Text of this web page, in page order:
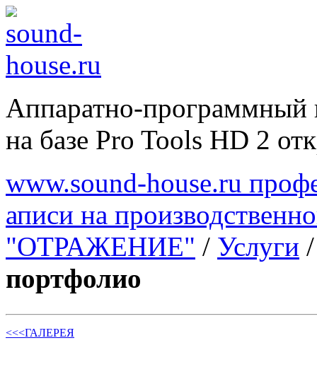
Аппаратно-программный
на базе Pro Tools HD 2
www.sound-house.ru
аписи на
"ОТРАЖЕНИЕ" / Услуги
портфолио
<<<ГАЛЕРЕЯ